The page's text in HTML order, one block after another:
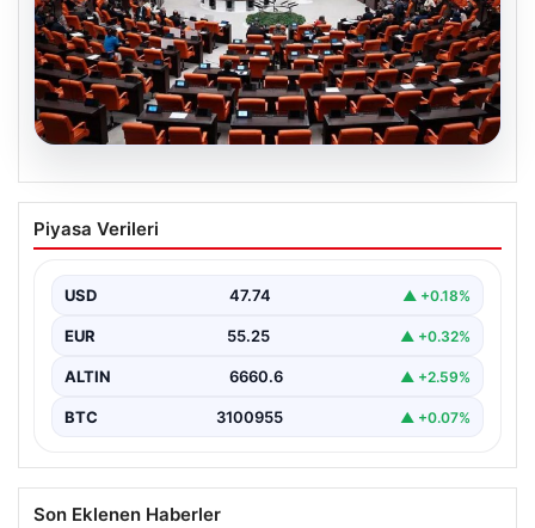
09.08.2026
Terörsüz Türkiye Yasa Teklifi Yasama
Sürecinde Öne Çıkıyor
toplumsal bütünleşmeyi güçlendirmeyi amaçlayan yeni
yasa tasarısı…
Piyasa Verileri
USD 47.74 ▲ +0.18%
EUR 55.25 ▲ +0.32%
ALTIN 6660.6 ▲ +2.59%
BTC 3100955 ▲ +0.07%
Son Eklenen Haberler